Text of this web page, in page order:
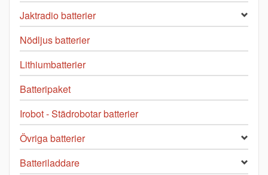
Jaktradio batterier
Nödljus batterier
Lithiumbatterier
Batteripaket
Irobot - Städrobotar batterier
Övriga batterier
Batteriladdare